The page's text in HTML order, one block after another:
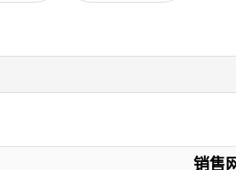
销售